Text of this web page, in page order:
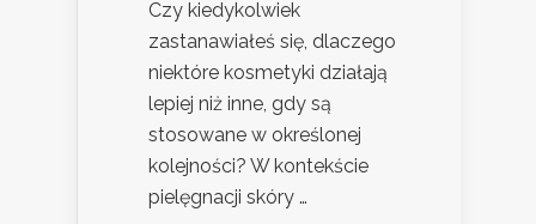
Czy kiedykolwiek
zastanawiałeś się, dlaczego
niektóre kosmetyki działają
lepiej niż inne, gdy są
stosowane w określonej
kolejności? W kontekście
pielęgnacji skóry …